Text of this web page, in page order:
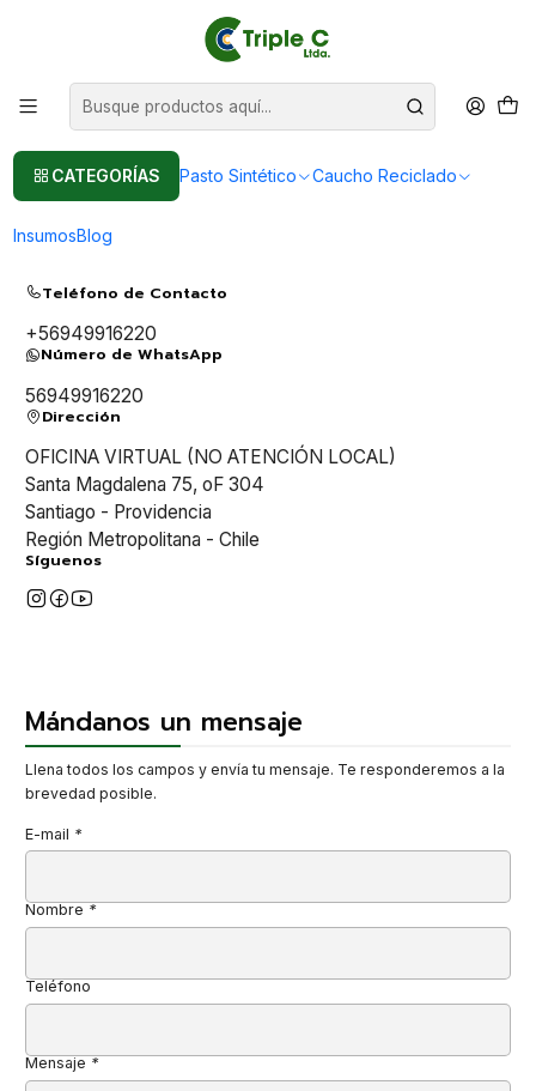
CATEGORÍAS Pasto Sintético Caucho Reciclado
InsumosBlog
Pasto sintético Para Jardín
Contáctanos
Aquí puedes encontrar todos los canales disponibles mediante los
cuales nos puedes contactar.
Teléfono de Contacto
+56949916220
Número de WhatsApp
56949916220
Dirección
OFICINA VIRTUAL (NO ATENCIÓN LOCAL)
Santa Magdalena 75, oF 304
Santiago - Providencia
Región Metropolitana - Chile
Síguenos
Mándanos un mensaje
Llena todos los campos y envía tu mensaje. Te responderemos a la
brevedad posible.
E-mail *
Nombre *
Teléfono
Mensaje *